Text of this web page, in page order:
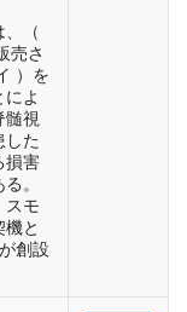
、（
売さ
）を
よ
髄視
した
損害
。
スモ
機と
創設